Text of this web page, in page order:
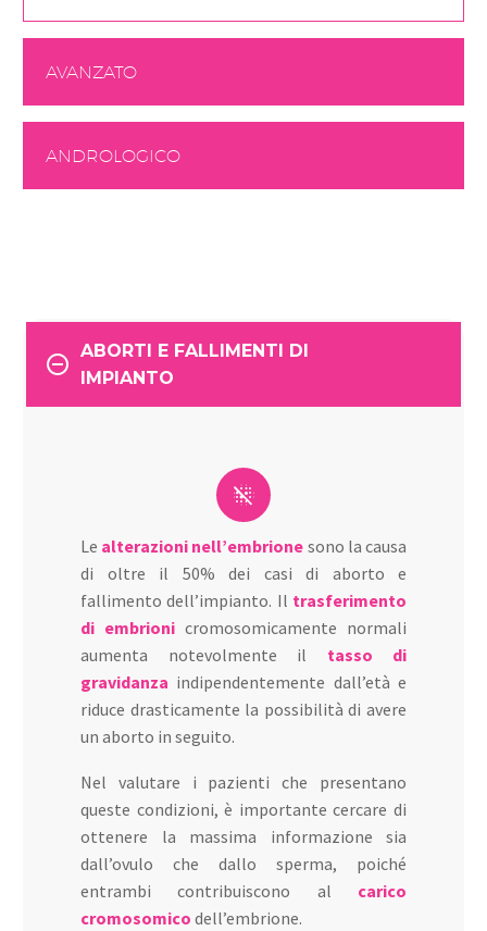
AVANZATO
ANDROLOGICO
ABORTI E FALLIMENTI DI
IMPIANTO


Le alterazioni nell’embrione sono la causa
di oltre il 50% dei casi di aborto e
fallimento dell’impianto. Il trasferimento
di embrioni cromosomicamente normali
aumenta notevolmente il tasso di
gravidanza indipendentemente dall’età e
riduce drasticamente la possibilità di avere
un aborto in seguito.
Nel valutare i pazienti che presentano
queste condizioni, è importante cercare di
ottenere la massima informazione sia
dall’ovulo che dallo sperma, poiché
entrambi contribuiscono al carico
cromosomico dell’embrione.